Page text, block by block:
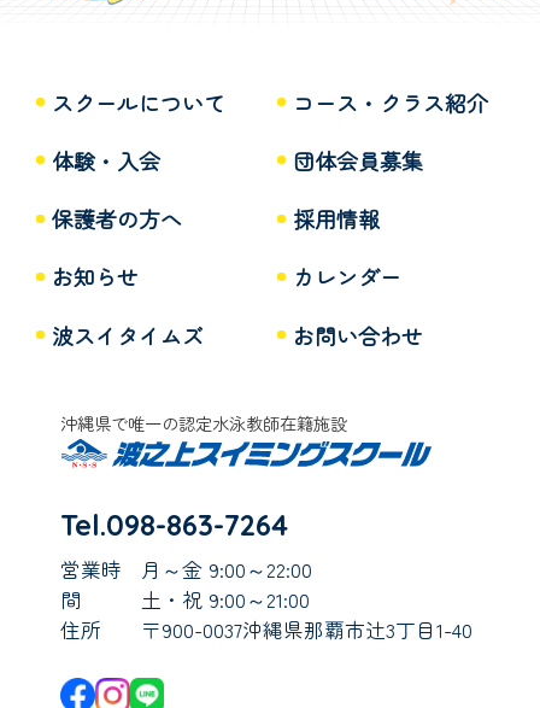
スクールについて
コース・クラス紹介
体験・入会
団体会員募集
保護者の方へ
採用情報
お知らせ
カレンダー
波スイタイムズ
お問い合わせ
沖縄県で唯一の認定水泳教師在籍施設
Tel.098-863-7264
営業時
間
月～金 9:00～22:00
土・祝 9:00～21:00
住所
〒900-0037沖縄県那覇市辻3丁目1-40